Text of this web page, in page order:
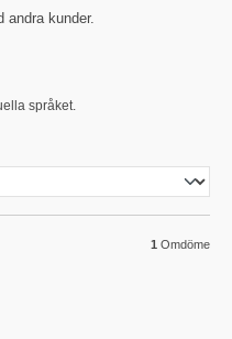
andra kunder.
språket.
1 Omdöme